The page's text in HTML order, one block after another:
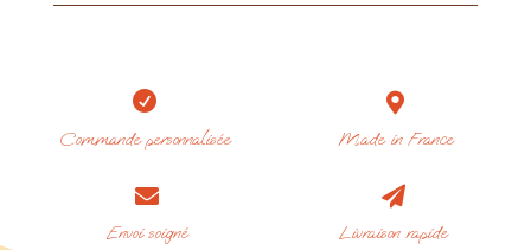

Commande personnalisée

Made in France

Envoi soigné

Livraison rapide